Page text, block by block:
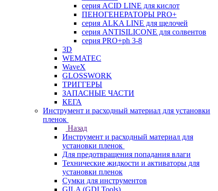
серия ACID LINE для кислот
ПЕНОГЕНЕРАТОРЫ PRO+
серия ALKA LINE для щелочей
серия ANTISILICONE для солвентов
серия PRO+ph 3-8
3D
WEMATEC
WaveX
GLOSSWORK
ТРИГГЕРЫ
ЗАПАСНЫЕ ЧАСТИ
КЕГА
Инструмент и расходный материал для установки
пленок
Назад
Инструмент и расходный материал для
установки пленок
Для предотвращения попадания влаги
Технические жидкости и активаторы для
установки пленок
Сумки для инструментов
GILA (GDI Tools)